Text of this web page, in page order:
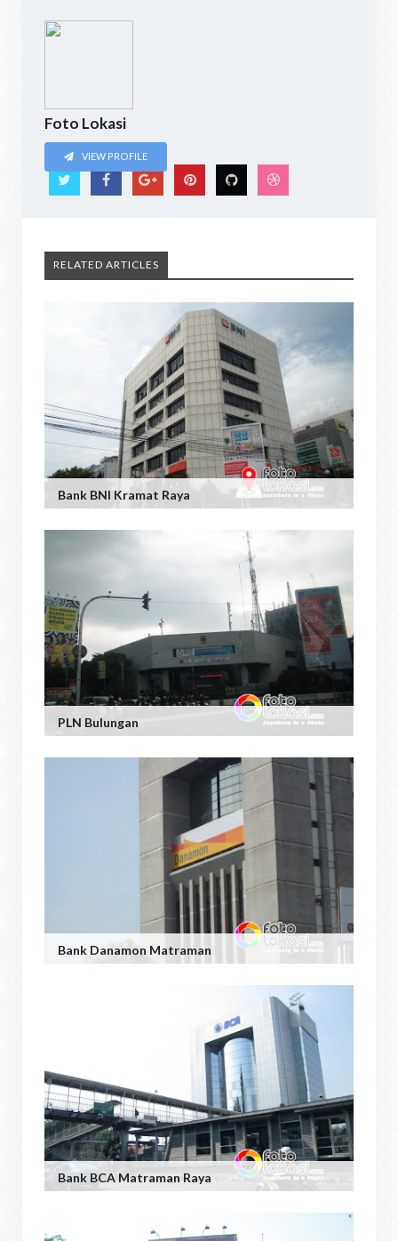
Foto Lokasi
VIEW PROFILE
RELATED ARTICLES
Bank BNI Kramat Raya
PLN Bulungan
Bank Danamon Matraman
Bank BCA Matraman Raya